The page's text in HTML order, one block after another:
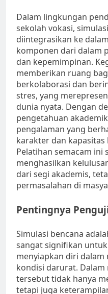
Dalam lingkungan
sekolah vokasi,
diintegrasikan ke
komponen dari dalam
dan kepemimpinan.
memberikan ruang
berkolaborasi dan
stres, yang
dunia nyata. Dengan
pengetahuan
pengalaman yang
karakter dan kapasitas
Pelatihan semacam ini
menghasilkan
dari segi akademis,
permasalahan di
Pentingnya
Simulasi bencana
sangat signifikan
menyiapkan diri dalam
kondisi darurat.
tersebut tidak hanya
tetapi juga